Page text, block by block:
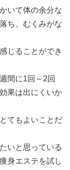
いて体の余分な
ち、むくみがな
じることができ
間に1回～2回
果は出にくいか
てもよいことだ
いと思っている
身エステを試し